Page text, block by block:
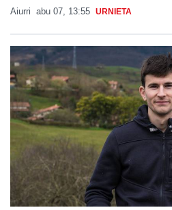
Aiurri abu 07, 13:55 URNIETA